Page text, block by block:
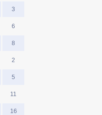
3
6
8
2
5
11
16